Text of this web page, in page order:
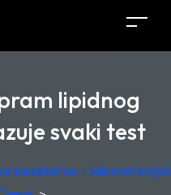
lipidnog
svaki test
besplatno –